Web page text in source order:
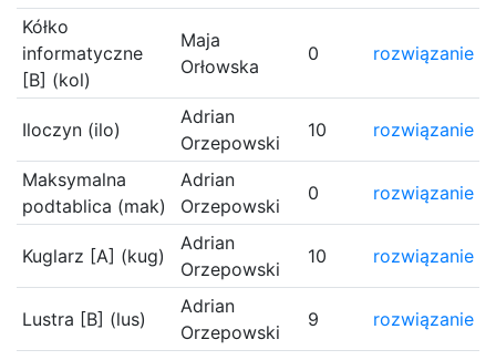
Kółko
informatyczne
[B] (kol)
Maja
Orłowska
0 rozwiązanie
Iloczyn (ilo)
Adrian
Orzepowski
10 rozwiązanie
Maksymalna
podtablica (mak)
Adrian
Orzepowski
0 rozwiązanie
Kuglarz [A] (kug)
Adrian
Orzepowski
10 rozwiązanie
Lustra [B] (lus)
Adrian
Orzepowski
9 rozwiązanie